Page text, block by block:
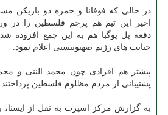
در حالی که فوفانا و حمزه دو بازیکن
اخیر این تیم هم پرچم فلسطین را در
دفعه پل پوگبا هم به این جمع افزوده
جنایت های رژیم صهیونیستی اعلام نمود.
پیشتر هم افرادی چون محمد الننی و
پشتیبانی از مردم مظلوم فلسطین پرداختند.